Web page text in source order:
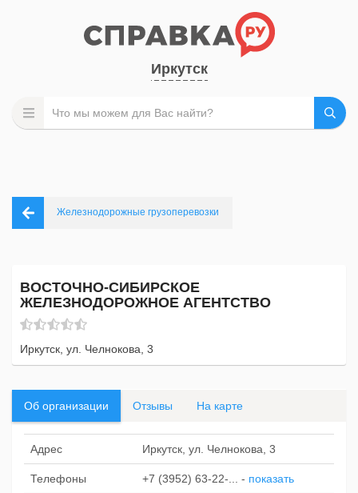
Иркутск
Железнодорожные грузоперевозки
ВОСТОЧНО-СИБИРСКОЕ
ЖЕЛЕЗНОДОРОЖНОЕ АГЕНТСТВО
Иркутск, ул. Челнокова, 3
Об организации Отзывы На карте
Адрес Иркутск, ул. Челнокова, 3
Телефоны +7 (3952) 63-22-... - показать